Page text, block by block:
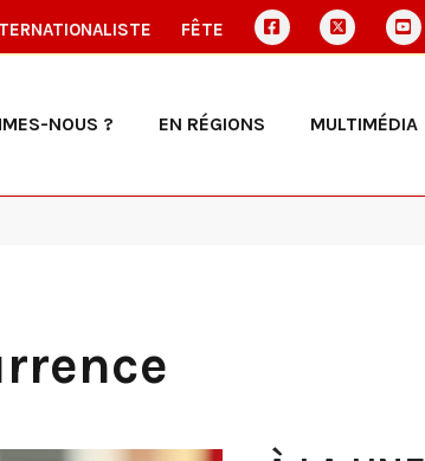
FÊTE
NOUS ? EN RÉGIONS MULTIMÉDIA